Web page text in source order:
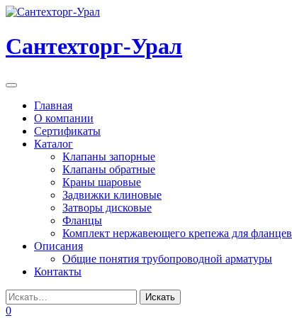
Перейти
содержанию
Сантехторг-Урал
Мобильная
навигацияГлавная
О компании
Сертификаты
Каталог
Клапаны запорные
Клапаны обратные
Краны шаровые
Задвижки клиновые
Затворы дисковые
Фланцы
Комплект нержавеющего крепежа для фланцев
Описания
Общие понятия трубопроводной арматуры
Контакты
0